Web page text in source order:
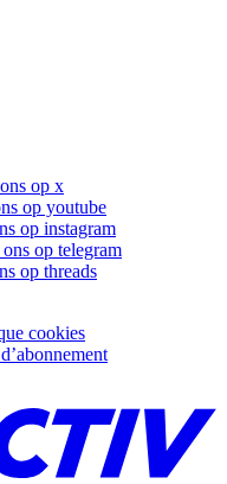
op x
op youtube
op instagram
op telegram
op threads
cookies